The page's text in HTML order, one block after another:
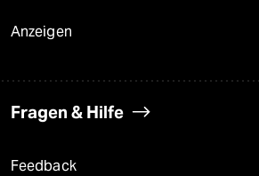
Anzeigen
Fragen & Hilfe
Feedback